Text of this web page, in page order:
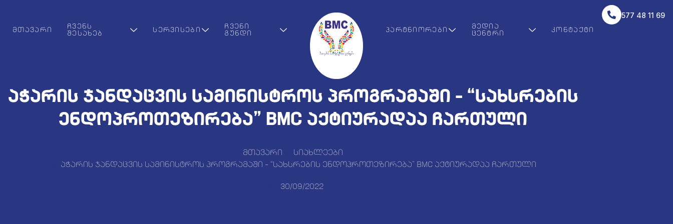
ᲛᲗᲐᲕᲐᲠᲘ
ᲩᲕᲔᲜᲡ
ᲨᲔᲡᲐᲮᲔᲑ
ᲡᲔᲠᲕᲘᲡᲔᲑᲘ
ᲩᲕᲔᲜᲘ
ᲒᲣᲜᲓᲘ
ᲞᲐᲠᲢᲜᲘᲝᲠᲔᲑᲘ
ᲛᲔᲓᲘᲐ
ᲪᲔᲜᲢᲠᲘ
ᲙᲝᲜᲢᲐᲥᲢᲘ
577 48 11 69
აჭარის ჯანდაცვის სამინისტროს პროგრამაში – “სახსრების
ენდოპროთეზირება” BMC აქტიურადაა ჩართული
მთავარი
სიახლეები
აჭარის ჯანდაცვის სამინისტროს პროგრამაში – “სახსრების ენდოპროთეზირება” BMC აქტიურადაა ჩართული
30/09/2022